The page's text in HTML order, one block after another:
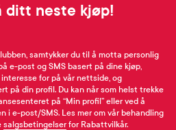
ditt neste kjøp!
samtykker du til å motta personlig
e-post og SMS basert på dine kjøp,
for på vår nettside, og
på din profil. Du kan når som helst trekke
på “Min profil” eller ved å
i e-post/SMS. Les mer om vår behandling
salgsbetingelser for Rabattvilkår.